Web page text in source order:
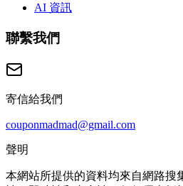
AI 資訊
聯繫我們
寄信給我們
couponmadmad@gmail.com
聲明
本網站所提供的資料均來自網路搜